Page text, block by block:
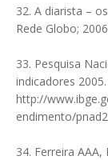
32. A diarista –
Rede Globo;
33. Pesquisa
indicadores
http://
endimento/
34. Ferreira AAA,